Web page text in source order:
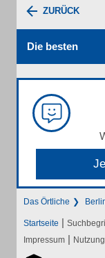
ZURÜCK
Die besten
Das Örtliche
Startseite |
Impressum |